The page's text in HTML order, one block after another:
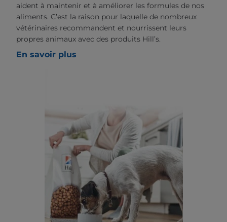
aident à maintenir et à améliorer les formules de nos
aliments. C’est la raison pour laquelle de nombreux
vétérinaires recommandent et nourrissent leurs
propres animaux avec des produits Hill’s.
En savoir plus